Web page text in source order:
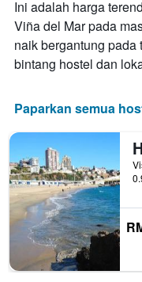
hari
sebelum
penginapan
Carta
mempunyai
paksi
Y
yang
memaparkan
harga
purata
bilik
Ini adalah harga
Viña del Mar pada
naik bergantung
bintang hostel dan
Paparkan semua